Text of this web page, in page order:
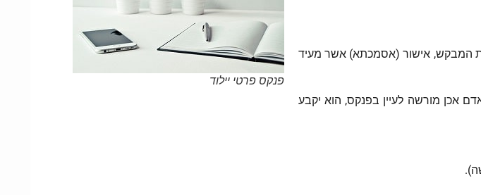
פנקס פרטי יילוד
המבקש, אישור (אסמכתא) אשר מעיד
אכן מורשה לעיין בפנקס, הוא יקבע